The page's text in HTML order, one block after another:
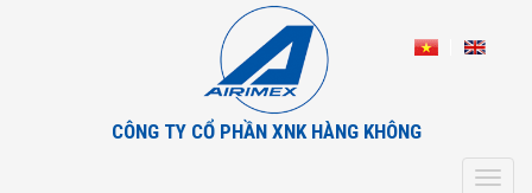
CÔNG TY CỔ PHẦN XNK HÀNG KHÔNG